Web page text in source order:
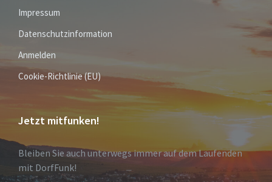
Impressum
Datenschutzinformation
Anmelden
Cookie-Richtlinie (EU)
Jetzt mitfunken!
Bleiben Sie auch unterwegs immer auf dem Laufenden
mit DorfFunk!